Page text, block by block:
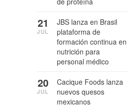
JBS lanza en Brasil
plataforma de
formación continua en
nutrición para
personal médico
21
JUL
Cacique Foods lanza
nuevos quesos
mexicanos
20
JUL